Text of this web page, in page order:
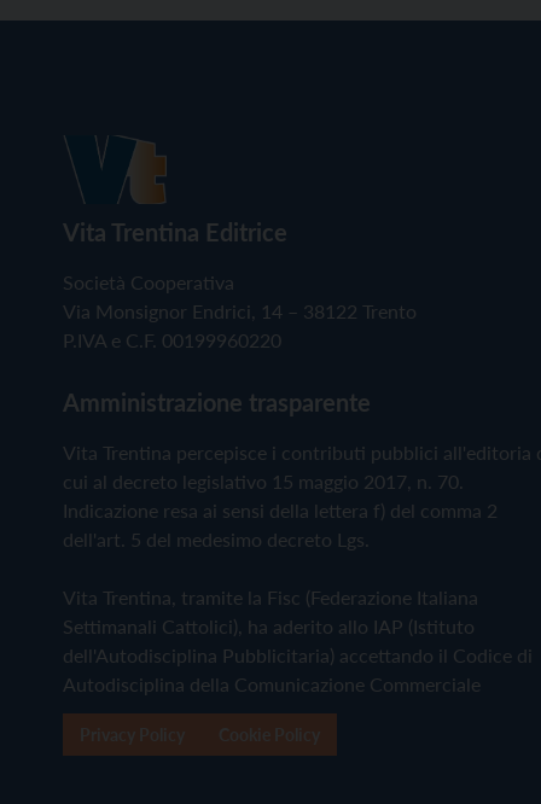
Vita Trentina Editrice
Società Cooperativa
Via Monsignor Endrici, 14 – 38122 Trento
P.IVA e C.F. 00199960220
Amministrazione trasparente
Vita Trentina percepisce i contributi pubblici all'editoria
cui al decreto legislativo 15 maggio 2017, n. 70.
Indicazione resa ai sensi della lettera f) del comma 2
dell'art. 5 del medesimo decreto Lgs.
Vita Trentina, tramite la Fisc (Federazione Italiana
Settimanali Cattolici), ha aderito allo IAP (Istituto
dell'Autodisciplina Pubblicitaria) accettando il Codice di
Autodisciplina della Comunicazione Commerciale